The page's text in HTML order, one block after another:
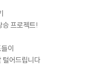
승 프로젝트!
이
털어드립니다